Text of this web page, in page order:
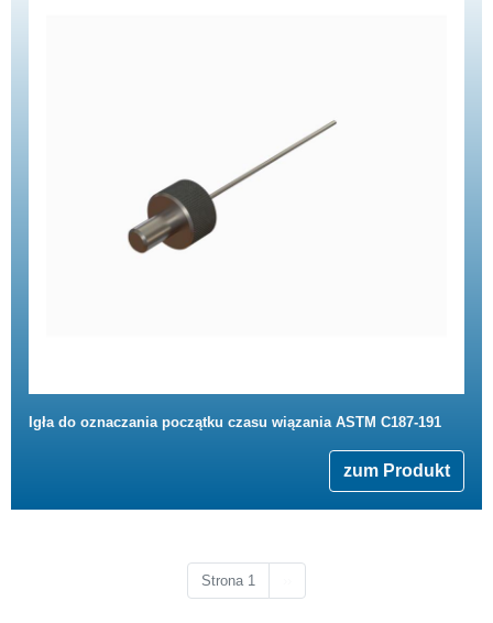
Igła do oznaczania początku czasu wiązania ASTM C187-191
zum Produkt
Strona 1